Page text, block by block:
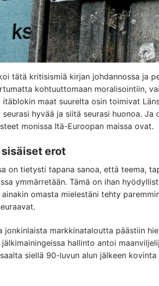
tätä kritisismiä kirjan johdannossa ja
kohtuuttomaan moralisointiin,
itäblokin maat suurelta osin toimivat
hyvää ja siitä seurasi huonoa. Ja
monissa Itä-Euroopan maissa ovat.
erot
on tietysti tapana sanoa, että teema,
ymmärretään. Tämä on ihan
ainakin omasta mielestäni tehty
jonkinlaista markkinataloutta päästiin
hallinto antoi
siellä 90-luvun alun jälkeen